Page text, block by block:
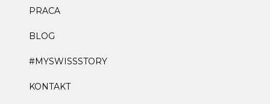
PRACA
BLOG
#MYSWISSSTORY
KONTAKT